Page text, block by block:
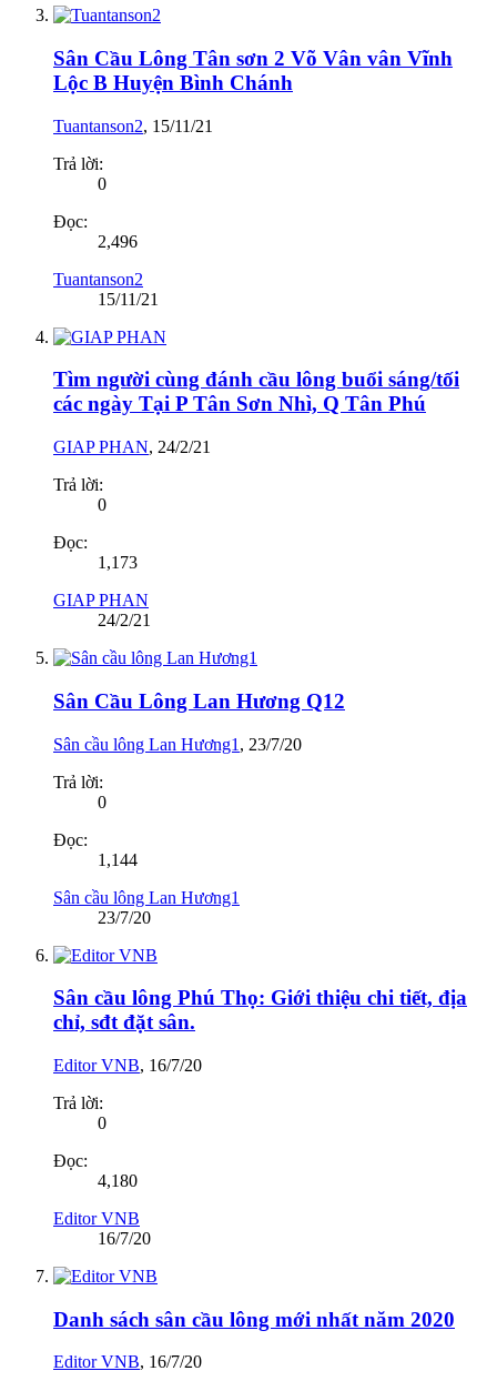
Sân Cầu Lông Tân sơn 2 Võ Vân vân Vĩnh
Lộc B Huyện Bình Chánh
Tuantanson2, 15/11/21
Trả lời:
0
Đọc:
2,496
Tuantanson2
15/11/21
Tìm người cùng đánh cầu lông buổi sáng/tối
các ngày Tại P Tân Sơn Nhì, Q Tân Phú
GIAP PHAN, 24/2/21
Trả lời:
0
Đọc:
1,173
GIAP PHAN
24/2/21
Sân Cầu Lông Lan Hương Q12
Sân cầu lông Lan Hương1 , 23/7/20
Trả lời:
0
Đọc:
1,144
Sân cầu lông Lan Hương1
23/7/20
Sân cầu lông Phú Thọ: Giới thiệu chi tiết, địa
chỉ, sđt đặt sân.
Editor VNB, 16/7/20
Trả lời:
0
Đọc:
4,180
Editor VNB
16/7/20
Danh sách sân cầu lông mới nhất năm 2020
Editor VNB, 16/7/20